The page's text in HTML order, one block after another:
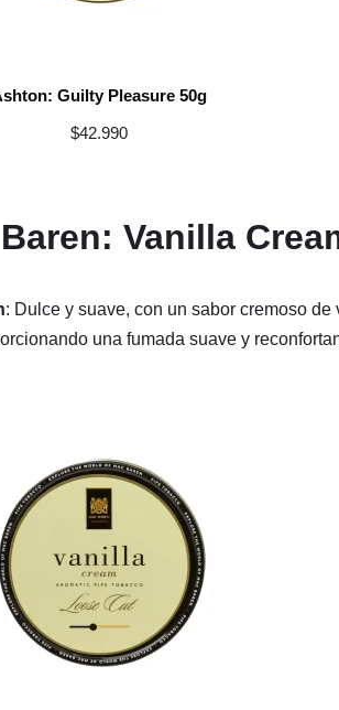
Guilty Pleasure 50g
$42.990
Vanilla
: Dulce y suave, con un sabor cremoso
una fumada suave y